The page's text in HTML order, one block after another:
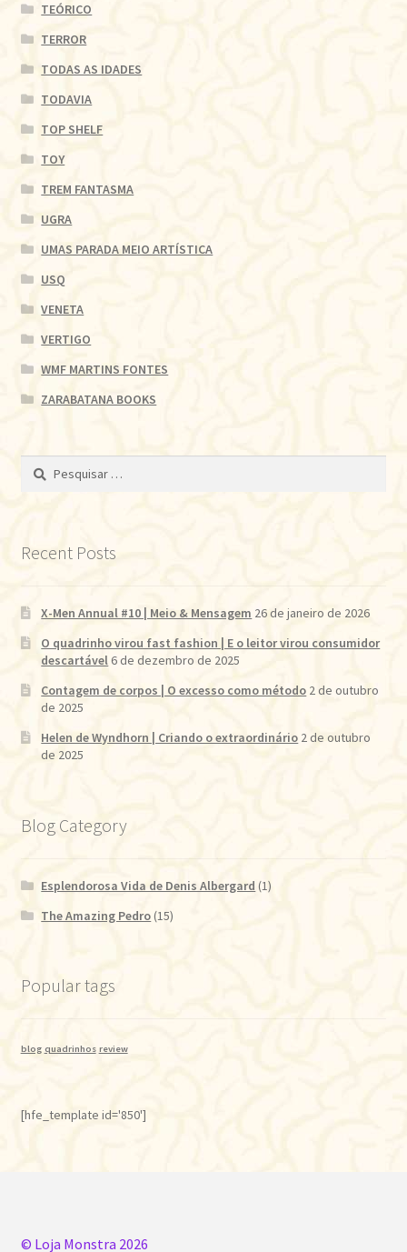
TEÓRICO
TERROR
TODAS AS IDADES
TODAVIA
TOP SHELF
TOY
TREM FANTASMA
UGRA
UMAS PARADA MEIO ARTÍSTICA
USQ
VENETA
VERTIGO
WMF MARTINS FONTES
ZARABATANA BOOKS
Pesquisar
Recent Posts
X-Men Annual #10 | Meio & Mensagem 26 de janeiro de 2026
O quadrinho virou fast fashion | E o leitor virou consumidor
descartável 6 de dezembro de 2025
Contagem de corpos | O excesso como método 2 de outubro
de 2025
Helen de Wyndhorn | Criando o extraordinário 2 de outubro
de 2025
Blog Category
Esplendorosa Vida de Denis Albergard (1)
The Amazing Pedro (15)
Popular tags
blog quadrinhos review
[hfe_template id='850']
© Loja Monstra 2026